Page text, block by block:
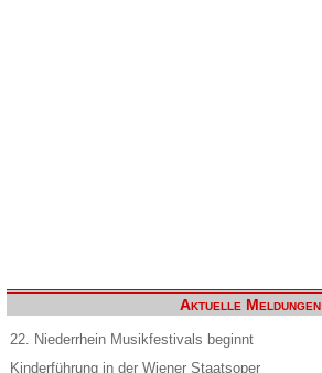
Aktuelle Meldungen
22. Niederrhein Musikfestivals beginnt
Kinderführung in der Wiener Staatsoper